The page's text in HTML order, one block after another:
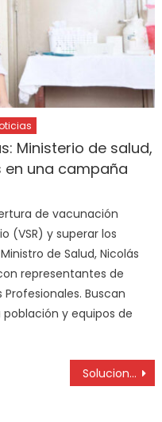
Ministerio de salud,
una campaña
de vacunación
(VSR) y superar los
de Salud, Nicolás
representantes de
Buscan
y equipos de
Soluciones financieras para anestesiólogos: inversiones y beneficios